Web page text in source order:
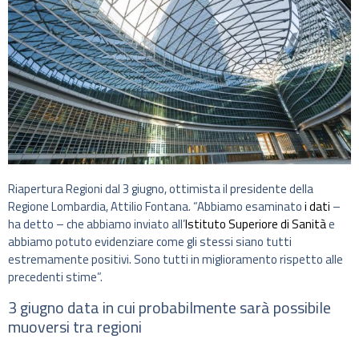
Riapertura Regioni dal 3 giugno, ottimista il presidente della
Regione Lombardia, Attilio Fontana. “Abbiamo esaminatoi dati –
ha detto – che abbiamo inviato all’Istituto Superiore di Sanitàe
abbiamo potuto evidenziare come gli stessi siano tutti
estremamente positivi. Sono tutti in miglioramento rispetto alle
precedenti stime”.
3 giugno data in cui probabilmente sarà possibile
muoversi tra regioni